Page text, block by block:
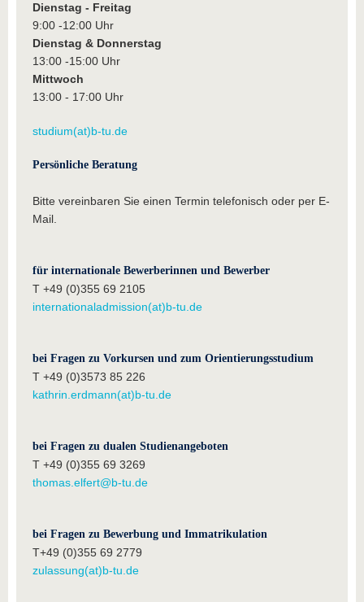
Dienstag - Freitag
9:00 -12:00 Uhr
Dienstag & Donnerstag
13:00 -15:00 Uhr
Mittwoch
13:00 - 17:00 Uhr
studium(at)b-tu.de
Persönliche Beratung
Bitte vereinbaren Sie einen Termin telefonisch oder per E-
Mail.
für internationale Bewerberinnen und Bewerber
T +49 (0)355 69 2105
internationaladmission(at)b-tu.de
bei Fragen zu Vorkursen und zum Orientierungsstudium
T +49 (0)3573 85 226
kathrin.erdmann(at)b-tu.de
bei Fragen zu dualen Studienangeboten
T +49 (0)355 69 3269
thomas.elfert@b-tu.de
bei Fragen zu Bewerbung und Immatrikulation
T+49 (0)355 69 2779
zulassung(at)b-tu.de